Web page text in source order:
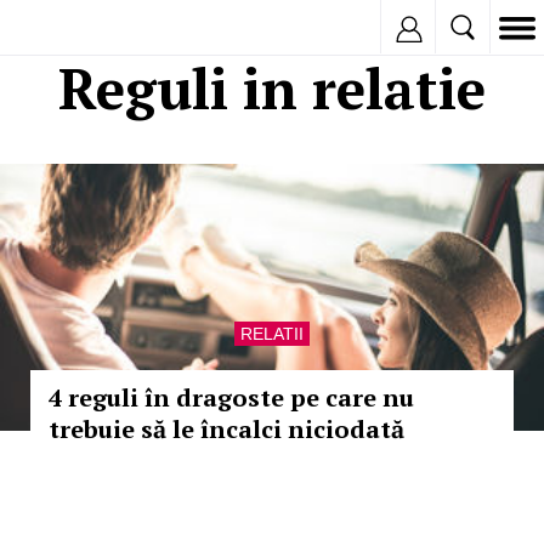
Reguli in relatie
RELATII
4 reguli în dragoste pe care nu
trebuie să le încalci niciodată